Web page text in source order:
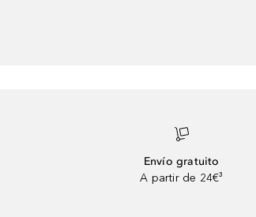
Envío gratuito
A partir de 24€³